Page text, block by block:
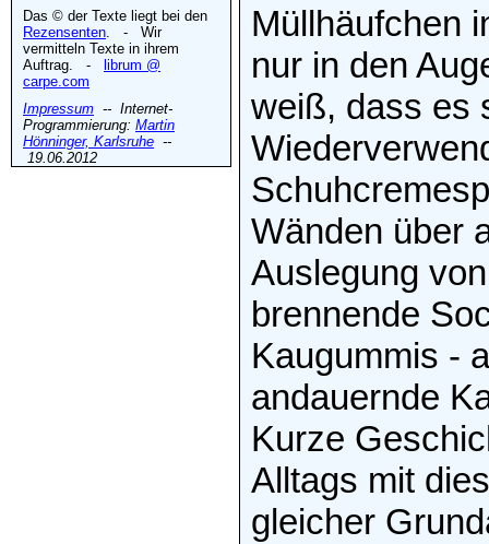
Müllhäufchen
nur in den
weiß, dass es
Wänden über
Auslegung
brennende
Kaugummis -
andauernde
Kurze
Alltags mit
gleicher
Das © der Texte liegt bei den
Rezensenten. - Wir
vermitteln Texte in ihrem
Auftrag. -
librum @
carpe.com
Impressum -- Internet-
Programmierung: Martin
Hönninger, Karlsruhe --
19.06.2012